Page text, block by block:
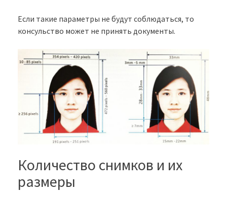
Если такие параметры не будут соблюдаться, то
консульство может не принять документы.
Количество снимков и их
размеры